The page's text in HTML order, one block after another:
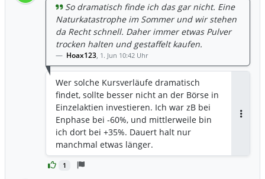
1
So dramatisch finde ich das gar nicht. Eine
Naturkatastrophe im Sommer und wir stehen
da Recht schnell. Daher immer etwas Pulver
trocken halten und gestaffelt kaufen.
Hoax123, 1. Jun 10:42 Uhr
Wer solche Kursverläufe dramatisch
findet, sollte besser nicht an der Börse in
Einzelaktien investieren. Ich war zB bei
Enphase bei -60%, und mittlerweile bin
ich dort bei +35%. Dauert halt nur
manchmal etwas länger.